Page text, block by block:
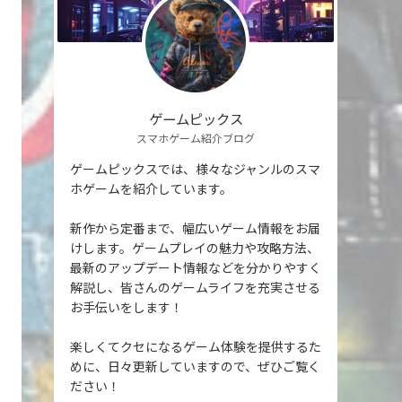
ゲームピックス
スマホゲーム紹介ブログ
ゲームピックスでは、様々なジャンルのスマ
ホゲームを紹介しています。
新作から定番まで、幅広いゲーム情報をお届
けします。ゲームプレイの魅力や攻略方法、
最新のアップデート情報などを分かりやすく
解説し、皆さんのゲームライフを充実させる
お手伝いをします！
楽しくてクセになるゲーム体験を提供するた
めに、日々更新していますので、ぜひご覧く
ださい！